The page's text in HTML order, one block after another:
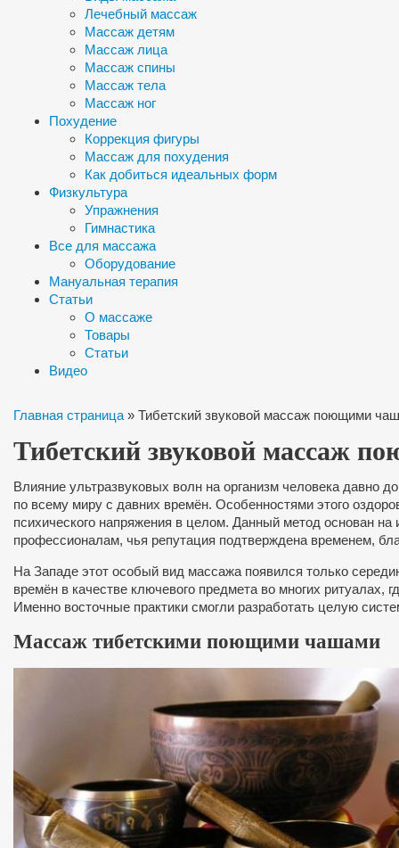
Лечебный массаж
Массаж детям
Массаж лица
Массаж спины
Массаж тела
Массаж ног
Похудение
Коррекция фигуры
Массаж для похудения
Как добиться идеальных форм
Физкультура
Упражнения
Гимнастика
Все для массажа
Оборудование
Мануальная терапия
Статьи
О массаже
Товары
Статьи
Видео
Главная страница » Тибетский звуковой массаж поющими
Тибетский звуковой массаж
Влияние ультразвуковых волн на организм человека давно
по всему миру с давних времён. Особенностями этого
психического напряжения в целом. Данный метод основан
профессионалам, чья репутация подтверждена временем,
На Западе этот особый вид массажа появился только
времён в качестве ключевого предмета во многих
Именно восточные практики смогли разработать целую
Массаж тибетскими поющими чашами